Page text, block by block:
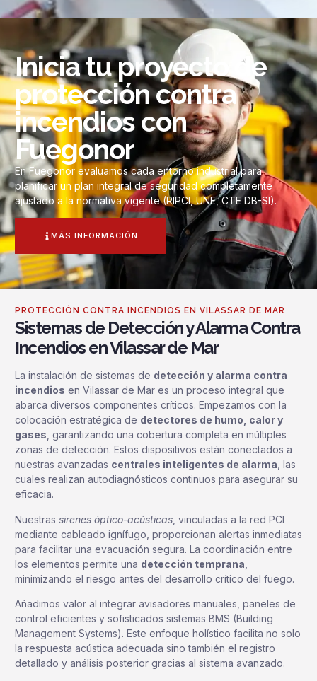
Inicia tu proyecto de
protección contra
incendios con
Fuegonor
En Fuegonor evaluamos cada entorno industrial para
planificar un plan integral de seguridad completamente
ajustado a la normativa vigente (RIPCI, UNE, CTE DB-SI).
MÁS INFORMACIÓN
PROTECCIÓN CONTRA INCENDIOS EN VILASSAR DE MAR
Sistemas de Detección y Alarma Contra
Incendios en Vilassar de Mar
La instalación de sistemas de detección y alarma contra
incendios en Vilassar de Mar es un proceso integral que
abarca diversos componentes críticos. Empezamos con la
colocación estratégica de detectores de humo, calor y
gases , garantizando una cobertura completa en múltiples
zonas de detección. Estos dispositivos están conectados a
nuestras avanzadas centrales inteligentes de alarma , las
cuales realizan autodiagnósticos continuos para asegurar su
eficacia.
Nuestras sirenes óptico-acústicas , vinculadas a la red PCI
mediante cableado ignífugo, proporcionan alertas inmediatas
para facilitar una evacuación segura. La coordinación entre
los elementos permite una detección temprana
minimizando el riesgo antes del desarrollo crítico del fuego.
Añadimos valor al integrar avisadores manuales, paneles de
control eficientes y sofisticados sistemas BMS (Building
Management Systems). Este enfoque holístico facilita no solo
la respuesta acústica adecuada sino también el registro
detallado y análisis posterior gracias al sistema avanzado.